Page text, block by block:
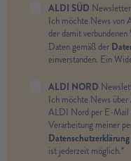
ALDI SÜD
Ich möchte News von
der damit
Daten gemäß der
einverstanden. Ein
ALDI NORD
Ich möchte News
ALDI Nord per E-Mail
Verarbeitung meiner
ist jederzeit möglich.*